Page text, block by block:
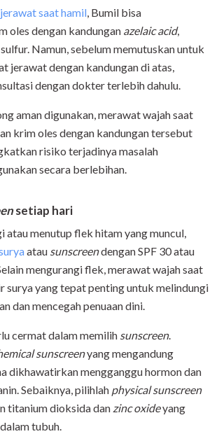
saat hamil, Bumil bisa
oles dengan kandungan azelaic acid,
Namun, sebelum memutuskan untuk
jerawat dengan kandungan di atas,
dengan dokter terlebih dahulu.
aman digunakan, merawat wajah saat
krim oles dengan kandungan tersebut
risiko terjadinya masalah
secara berlebihan.
setiap hari
atau menutup flek hitam yang muncul,
atau sunscreendengan SPF 30 atau
mengurangi flek, merawat wajah saat
surya yang tepat penting untuk melindungi
dan mencegah penuaan dini.
cermat dalam memilih sunscreen.
sunscreenyang mengandung
dikhawatirkan mengganggu hormon dan
Sebaiknya, pilihlah physical sunscreen
titanium dioksida dan zinc oxideyang
tubuh.